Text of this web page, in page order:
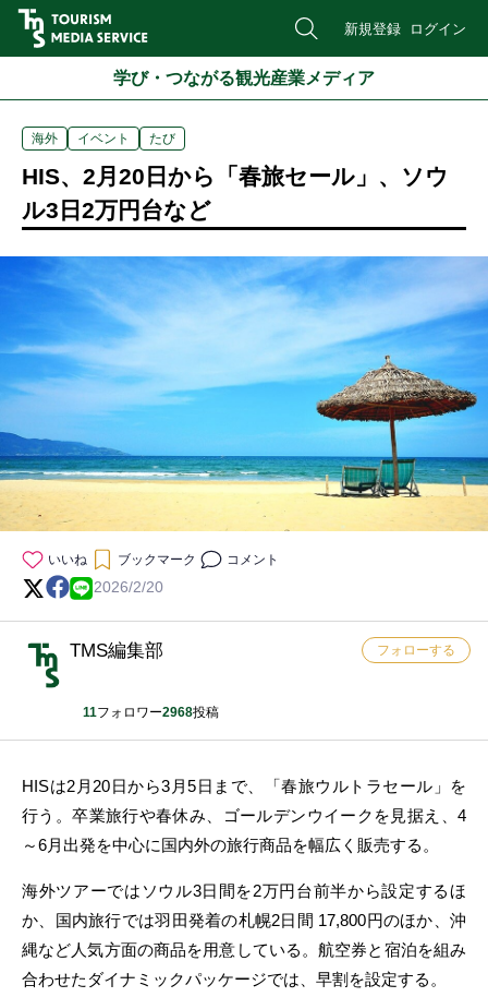
新規登録 ログイン
学び・つながる観光産業メディア
海外 イベント たび
HIS、2月20日から「春旅セール」、ソウ
ル3日2万円台など
いいね ブックマーク コメント
2026/2/20
TMS編集部
11フォロワー2968投稿
フォローする
HISは2月20日から3月5日まで、「春旅ウルトラセール」を
行う。卒業旅行や春休み、ゴールデンウイークを見据え、4
～6月出発を中心に国内外の旅行商品を幅広く販売する。
海外ツアーではソウル3日間を2万円台前半から設定するほ
か、国内旅行では羽田発着の札幌2日間 17,800円のほか、沖
縄など人気方面の商品を用意している。航空券と宿泊を組み
合わせたダイナミックパッケージでは、早割を設定する。